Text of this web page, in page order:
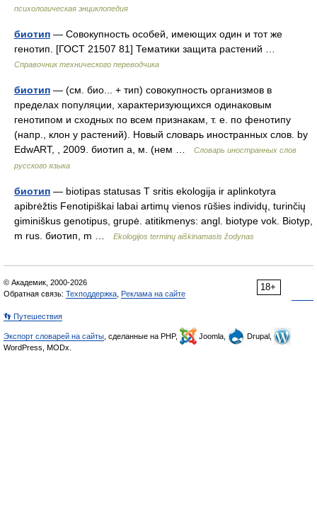
психологическая энциклопедия
биотип — Совокупность особей, имеющих один и тот же
генотип. [ГОСТ 21507 81] Тематики защита растений …
Справочник технического переводчика
биотип — (см. био... + тип) совокупность организмов в
пределах популяции, характеризующихся одинаковым
генотипом и сходных по всем признакам, т. е. по фенотипу
(напр., клон у растений). Новый словарь иностранных слов. by
EdwART, , 2009. биотип а, м. (нем …
Словарь иностранных слов
русского языка
биотип — biotipas statusas T sritis ekologija ir aplinkotyra
apibrėžtis Fenotipiškai labai artimų vienos rūšies individų, turinčių
giminiškus genotipus, grupė. atitikmenys: angl. biotype vok. Biotyp,
m rus. биотип, m …
Ekologijos terminų aiškinamasis žodynas
18+
© Академик, 2000-2026
Обратная связь: Техподдержка Реклама на сайте
👣 Путешествия
Экспорт словарей на сайты , сделанные на PHP, Joomla,
Drupal,
WordPress, MODx.